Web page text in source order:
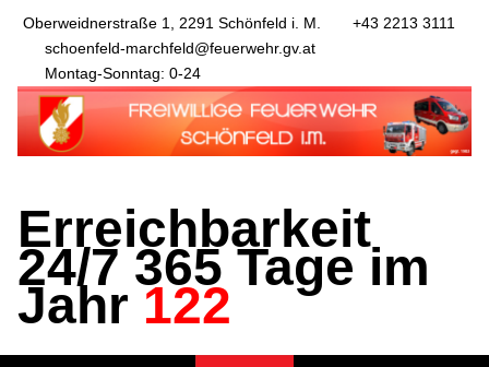
Oberweidnerstraße 1, 2291 Schönfeld i. M.
+43 2213 3111
schoenfeld-marchfeld@feuerwehr.gv.at
Montag-Sonntag: 0-24
Erreichbarkeit
24/7 365 Tage im
Jahr122